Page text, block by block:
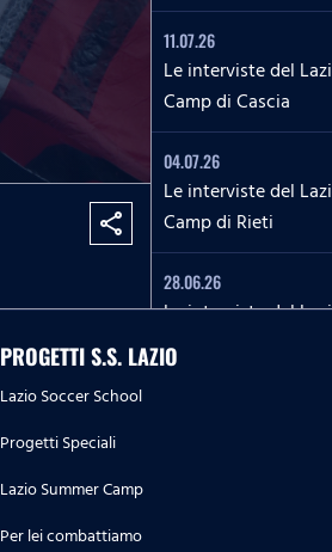
share
11.07.26
Le interviste del
Camp di Cascia
04.07.26
Le interviste del
Camp di Rieti
28.06.26
Le interviste del
Camp del 'Green
PROGETTI S.S. LAZIO
Lazio Soccer School
Progetti Speciali
Lazio Summer Camp
Per lei combattiamo